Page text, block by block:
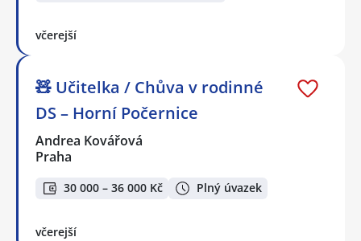
včerejší
🧸 Učitelka / Chůva v rodinné
DS – Horní Počernice
Andrea Kovářová
Praha
30 000 – 36 000 Kč Plný úvazek
včerejší